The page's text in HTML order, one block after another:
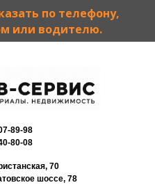
по телефону,
или водителю.
89-98
80-08
70
шоссе, 78